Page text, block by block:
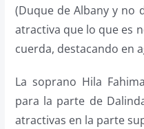
(Duque de Albany y no
atractiva que lo que es
cuerda, destacando en
La soprano Hila
para la parte de
atractivas en la parte